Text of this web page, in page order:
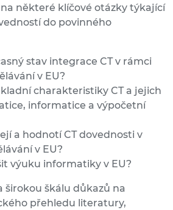
některé klíčové otázky týkající
do povinného
stav integrace CT v rámci
v EU?
charakteristiky CT a jejich
informatice a výpočetní
a hodnotí CT dovednosti v
v EU?
výuku informatiky v EU?
širokou škálu důkazů na
přehledu literatury,